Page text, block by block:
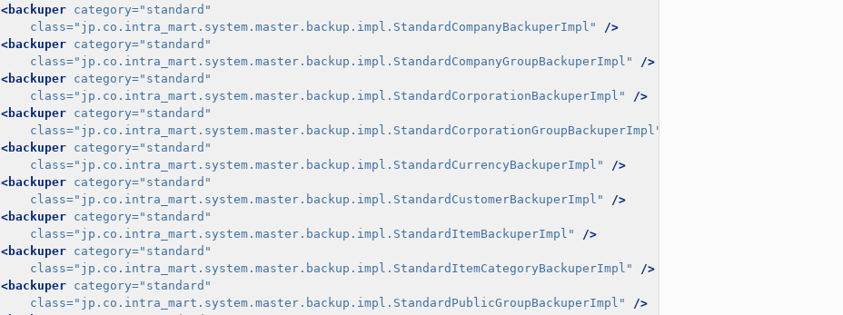
<backuper category="standard"
class="jp.co.intra_mart.system.master.backup.impl.StandardCompanyBackuperImpl"
/>
<backuper category="standard"
class="jp.co.intra_mart.system.master.backup.impl.StandardCompanyGroupBackuperImpl"
/>
<backuper category="standard"
class="jp.co.intra_mart.system.master.backup.impl.StandardCorporationBackuperImpl"
/>
<backuper category="standard"
class="jp.co.intra_mart.system.master.backup.impl.StandardCorporationGroupBackuperImpl"
<backuper category="standard"
class="jp.co.intra_mart.system.master.backup.impl.StandardCurrencyBackuperImpl"
/>
<backuper category="standard"
class="jp.co.intra_mart.system.master.backup.impl.StandardCustomerBackuperImpl"
/>
<backuper category="standard"
class="jp.co.intra_mart.system.master.backup.impl.StandardItemBackuperImpl"
/>
<backuper category="standard"
class="jp.co.intra_mart.system.master.backup.impl.StandardItemCategoryBackuperImpl"
/>
<backuper category="standard"
class="jp.co.intra_mart.system.master.backup.impl.StandardPublicGroupBackuperImpl"
/>